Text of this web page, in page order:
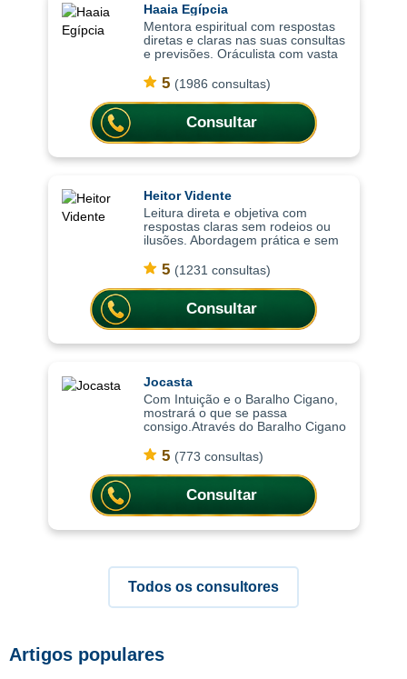
Haaia Egípcia
Mentora espiritual com respostas
diretas e claras nas suas consultas
e previsões. Oráculista com vasta
mestra em oráculos, as consultas
são focadas em trazer resp
5 (1986 consultas)
Consultar
Heitor Vidente
Leitura direta e objetiva com
respostas claras sem rodeios ou
ilusões. Abordagem prática e sem
compreender situações de forma
clara, trazendo respostas diretas
para
5 (1231 consultas)
Consultar
Jocasta
Com Intuição e o Baralho Cigano,
mostrará o que se passa
consigo.Através do Baralho Cigano
ajuda a compreender situações
que causam dúvidas, ansiedade
ou incerteza. Com
5 (773 consultas)
Consultar
Todos os consultores
Artigos populares